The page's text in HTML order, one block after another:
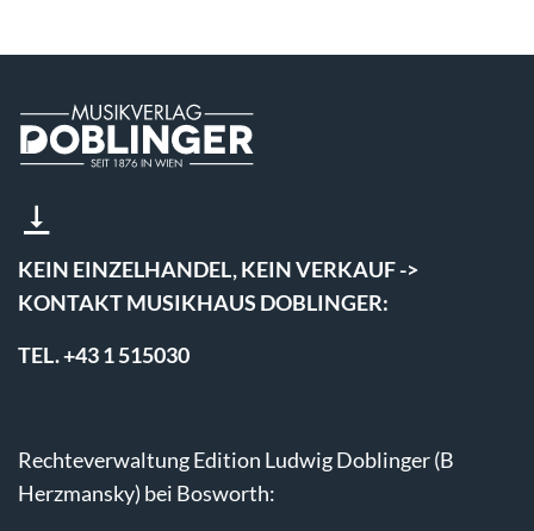
KEIN EINZELHANDEL, KEIN VERKAUF ->
KONTAKT MUSIKHAUS DOBLINGER:
TEL. +43 1 515030
Rechteverwaltung Edition Ludwig Doblinger (B
Herzmansky) bei Bosworth: